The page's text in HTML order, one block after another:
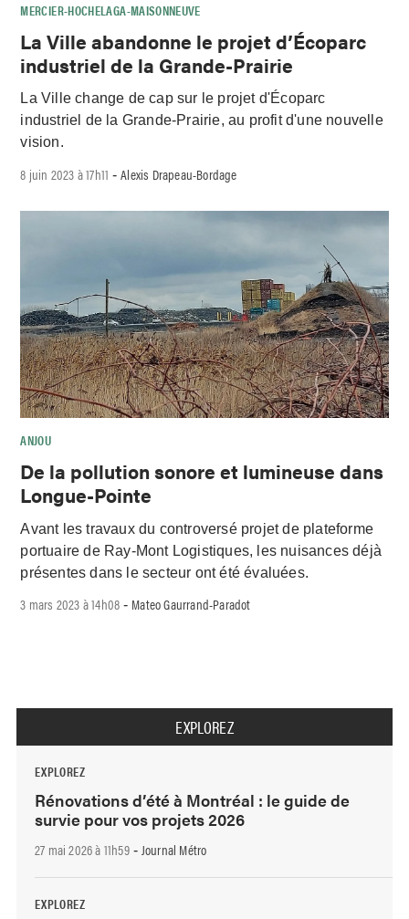
MERCIER-HOCHELAGA-MAISONNEUVE
La Ville abandonne le projet d’Écoparc
industriel de la Grande-Prairie
La Ville change de cap sur le projet d'Écoparc
industriel de la Grande-Prairie, au profit d'une nouvelle
vision.
8 juin 2023 à 17h11 -Alexis Drapeau-Bordage
ANJOU
De la pollution sonore et lumineuse dans
Longue-Pointe
Avant les travaux du controversé projet de plateforme
portuaire de Ray-Mont Logistiques, les nuisances déjà
présentes dans le secteur ont été évaluées.
3 mars 2023 à 14h08 - Mateo Gaurrand-Paradot
EXPLOREZ
EXPLOREZ
Rénovations d’été à Montréal : le guide de
survie pour vos projets 2026
27 mai 2026 à 11h59- Journal Métro
EXPLOREZ